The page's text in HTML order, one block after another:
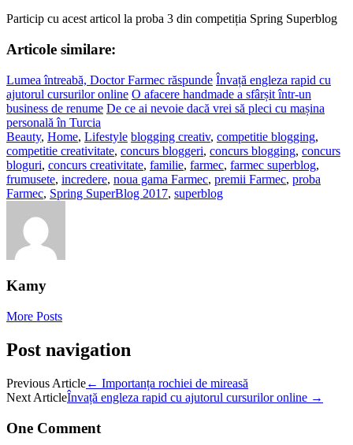
Particip cu acest articol la proba 3 din competiția Spring Superblog
Articole similare:
Lumea întreabă, Doctor Farmec răspunde Învață engleza rapid cu
ajutorul cursurilor online O afacere handmade a sfârșit într-un
business de renume De ce ai nevoie dacă vrei să pleci cu mașina
personală în Turcia
Beauty, Home, Lifestyle blogging creativ, competitie blogging,
competitie creativitate, concurs bloggeri, concurs blogging, concurs
bloguri, concurs creativitate, familie, farmec, farmec superblog,
frumusete, incredere, noua gama Farmec, premii Farmec, proba
Farmec, Spring SuperBlog 2017, superblog
Kamy
More Posts
Post navigation
Previous Article← Importanța rochiei de mireasă
Next ArticleÎnvață engleza rapid cu ajutorul cursurilor online →
One Comment